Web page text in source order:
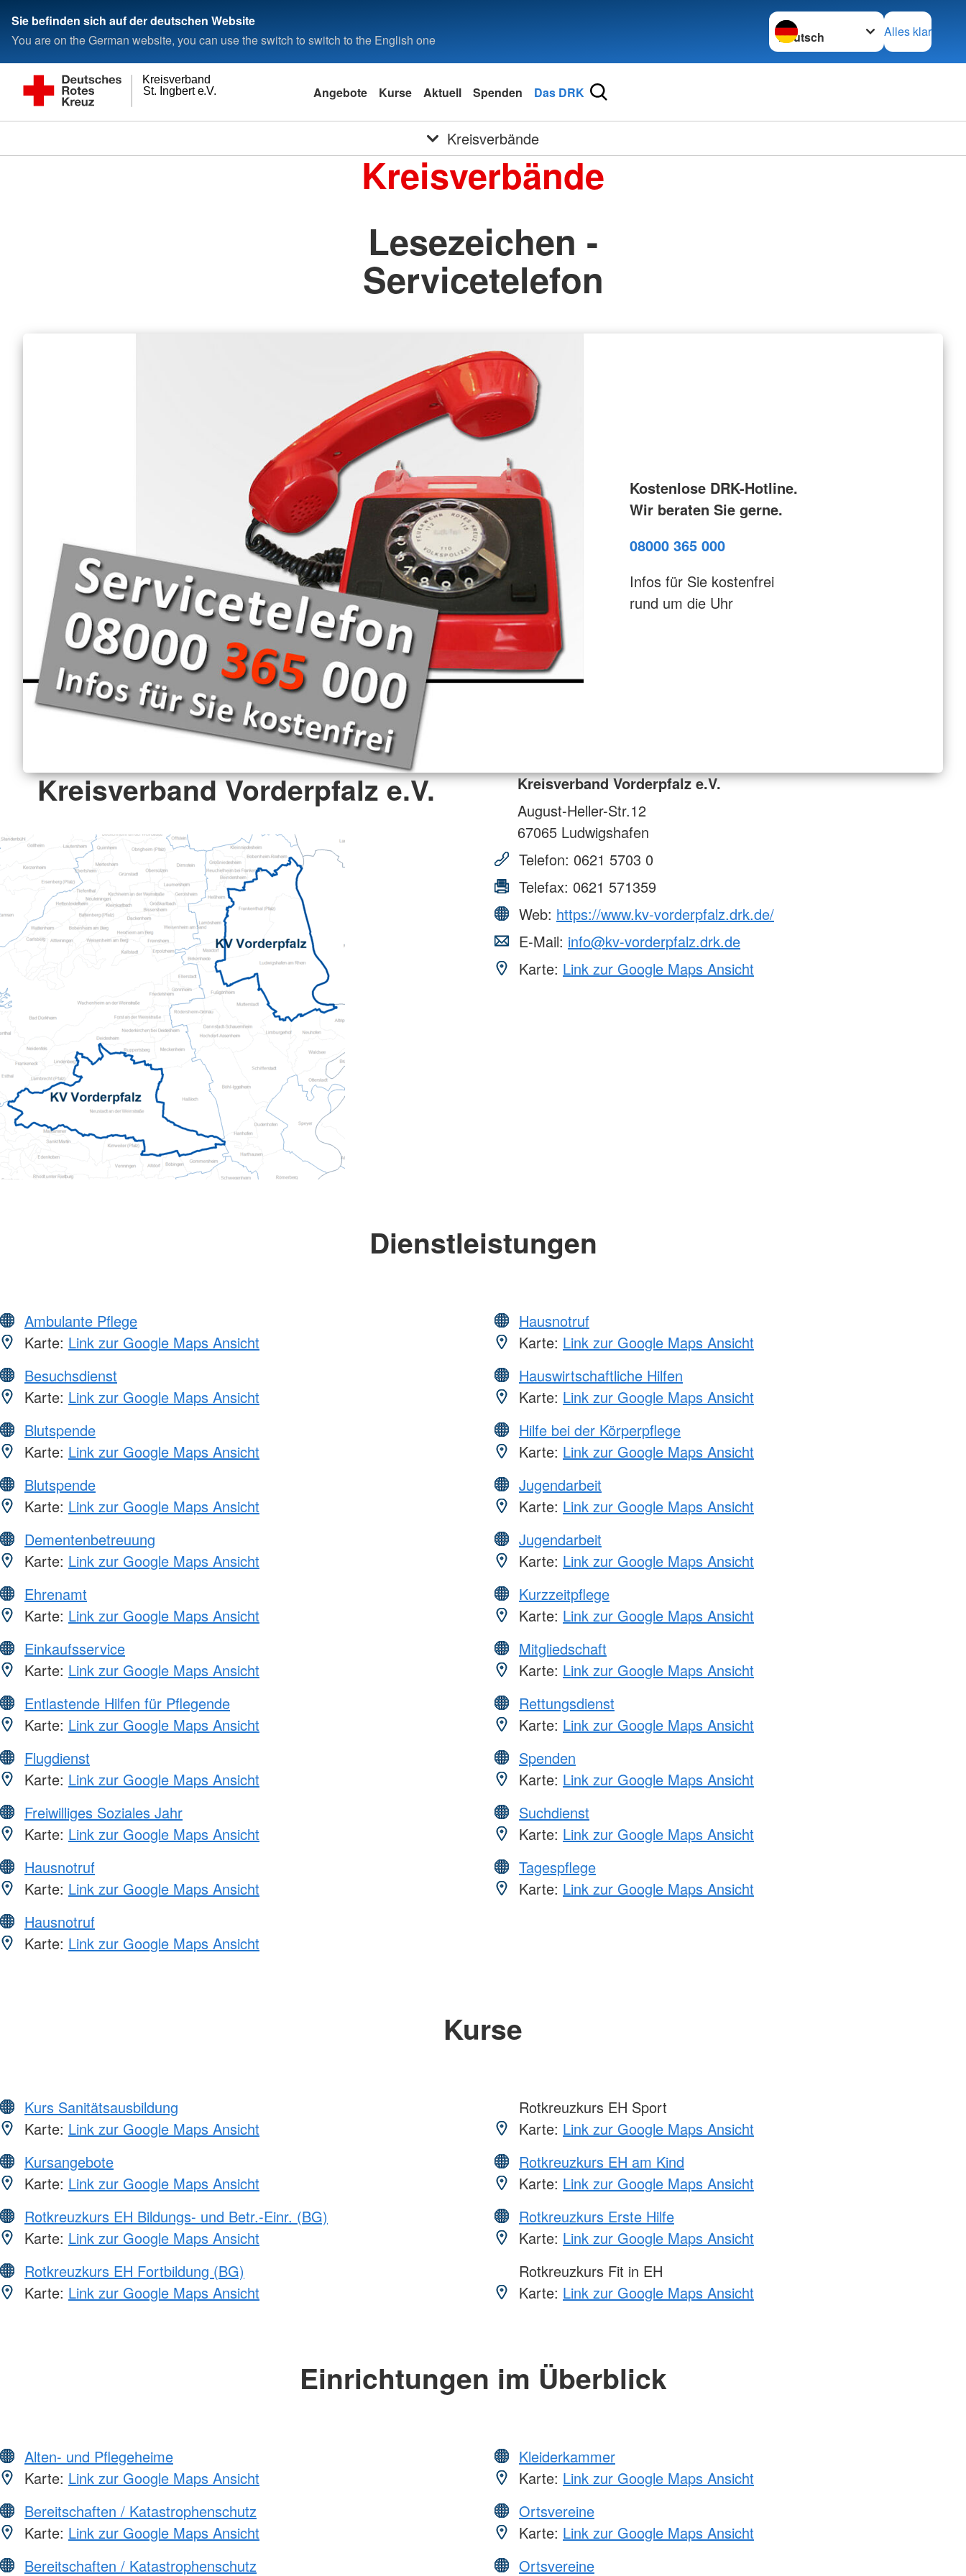
Sie befinden sich auf der deutschen Website
You are on the German website, you can use the switch to switch to the English one
Sprache wechseln zu
Alles klar
St. Ingbert e.V.
Kreisverband
Angebote Kurse Aktuell Spenden Das DRK
Kreisverbände
Kreisverbände
Lesezeichen -
Servicetelefon
Kostenlose DRK-Hotline.
Wir beraten Sie gerne.
08000 365 000
Infos für Sie kostenfrei
rund um die Uhr
Kreisverband Vorderpfalz e.V.
Kreisverband Vorderpfalz e.V.
August-Heller-Str.12
67065 Ludwigshafen
Telefon: 0621 5703 0
Telefax: 0621 571359
Web: https://www.kv-vorderpfalz.drk.de/
E-Mail: info@kv-vorderpfalz.drk.de
Karte: Link zur Google Maps Ansicht
Dienstleistungen
Ambulante Pflege
Karte: Link zur Google Maps Ansicht
Besuchsdienst
Karte: Link zur Google Maps Ansicht
Blutspende
Karte: Link zur Google Maps Ansicht
Blutspende
Karte: Link zur Google Maps Ansicht
Dementenbetreuung
Karte: Link zur Google Maps Ansicht
Ehrenamt
Karte: Link zur Google Maps Ansicht
Einkaufsservice
Karte: Link zur Google Maps Ansicht
Entlastende Hilfen für Pflegende
Karte: Link zur Google Maps Ansicht
Flugdienst
Karte: Link zur Google Maps Ansicht
Freiwilliges Soziales Jahr
Karte: Link zur Google Maps Ansicht
Hausnotruf
Karte: Link zur Google Maps Ansicht
Hausnotruf
Karte: Link zur Google Maps Ansicht
Hausnotruf
Karte: Link zur Google Maps Ansicht
Hauswirtschaftliche Hilfen
Karte: Link zur Google Maps Ansicht
Hilfe bei der Körperpflege
Karte: Link zur Google Maps Ansicht
Jugendarbeit
Karte: Link zur Google Maps Ansicht
Jugendarbeit
Karte: Link zur Google Maps Ansicht
Kurzzeitpflege
Karte: Link zur Google Maps Ansicht
Mitgliedschaft
Karte: Link zur Google Maps Ansicht
Rettungsdienst
Karte: Link zur Google Maps Ansicht
Spenden
Karte: Link zur Google Maps Ansicht
Suchdienst
Karte: Link zur Google Maps Ansicht
Tagespflege
Karte: Link zur Google Maps Ansicht
Kurse
Kurs Sanitätsausbildung
Karte: Link zur Google Maps Ansicht
Kursangebote
Karte: Link zur Google Maps Ansicht
Rotkreuzkurs EH Bildungs- und Betr.-Einr. (BG)
Karte: Link zur Google Maps Ansicht
Rotkreuzkurs EH Fortbildung (BG)
Karte: Link zur Google Maps Ansicht
Rotkreuzkurs EH Sport
Karte: Link zur Google Maps Ansicht
Rotkreuzkurs EH am Kind
Karte: Link zur Google Maps Ansicht
Rotkreuzkurs Erste Hilfe
Karte: Link zur Google Maps Ansicht
Rotkreuzkurs Fit in EH
Karte: Link zur Google Maps Ansicht
Einrichtungen im Überblick
Alten- und Pflegeheime
Karte: Link zur Google Maps Ansicht
Bereitschaften / Katastrophenschutz
Karte: Link zur Google Maps Ansicht
Bereitschaften / Katastrophenschutz
Kleiderkammer
Karte: Link zur Google Maps Ansicht
Ortsvereine
Karte: Link zur Google Maps Ansicht
Ortsvereine